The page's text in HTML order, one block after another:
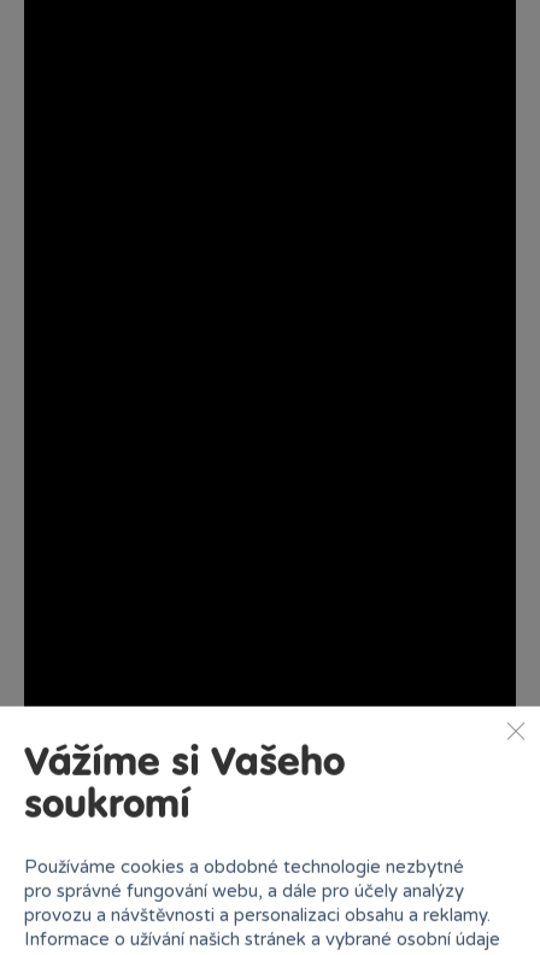
Vážíme si Vašeho
soukromí
Používáme cookies a obdobné technologie nezbytné
pro správné fungování webu, a dále pro účely analýzy
provozu a návštěvnosti a personalizaci obsahu a reklamy.
Informace o užívání našich stránek a vybrané osobní údaje